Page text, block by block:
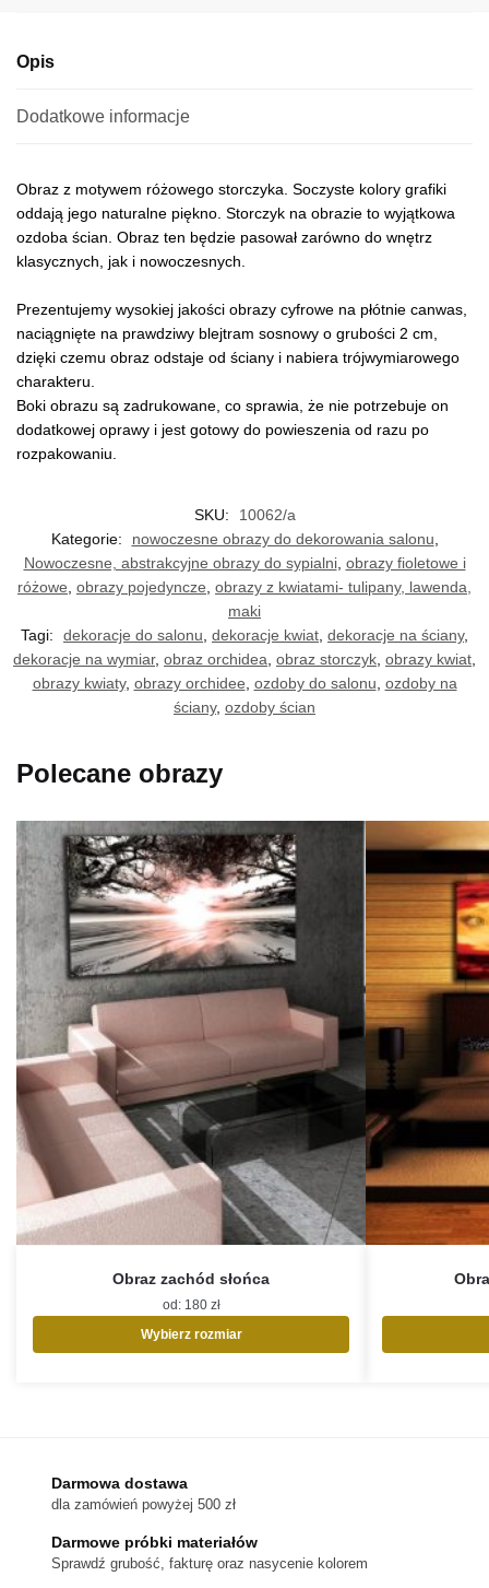
Opis
Dodatkowe informacje
Obraz z motywem różowego storczyka. Soczyste kolory grafiki
oddają jego naturalne piękno. Storczyk na obrazie to wyjątkowa
ozdoba ścian. Obraz ten będzie pasował zarówno do wnętrz
klasycznych, jak i nowoczesnych.
Prezentujemy wysokiej jakości obrazy cyfrowe na płótnie canwas,
naciągnięte na prawdziwy blejtram sosnowy o grubości 2 cm,
dzięki czemu obraz odstaje od ściany i nabiera trójwymiarowego
charakteru.
Boki obrazu są zadrukowane, co sprawia, że nie potrzebuje on
dodatkowej oprawy i jest gotowy do powieszenia od razu po
rozpakowaniu.
SKU:
10062/a
Kategorie:
nowoczesne obrazy do dekorowania salonu
Nowoczesne, abstrakcyjne obrazy do sypialni, obrazy fioletowe i
różowe obrazy pojedyncze obrazy z kwiatami- tulipany, lawenda,
maki
Tagi:
dekoracje do salonu dekoracje kwiat dekoracje na ściany,
dekoracje na wymiar, obraz orchidea obraz storczyk obrazy kwiat
obrazy kwiaty, obrazy orchidee ozdoby do salonu ozdoby na
ściany, ozdoby ścian
Polecane obrazy
Obraz zachód słońca
od: 180 zł
Wybierz rozmiar
wybrać
stronie
produktu
Darmowa dostawa
dla zamówień powyżej 500 zł
Darmowe próbki materiałów
Sprawdź grubość, fakturę oraz nasycenie kolorem